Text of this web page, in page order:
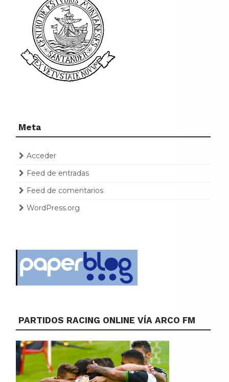
Meta
Acceder
Feed de entradas
Feed de comentarios
WordPress.org
PARTIDOS RACING ONLINE VÍA ARCO FM